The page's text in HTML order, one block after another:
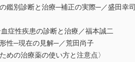
鑑別診断と治療─補正の実際─／盛田幸司
症性疾患の診断と治療／福本誠二
性─現在の見解─／荒田尚子
めの治療薬の使い方と注意点〉